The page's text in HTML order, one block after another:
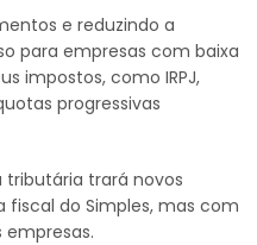
e reduzindo a
para empresas com baixa
impostos, como IRPJ,
progressivas
tributária trará novos
do Simples, mas com